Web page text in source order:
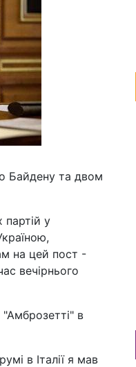
Байдену та двом
у
на цей пост -
вечірнього
в
в Італії я мав